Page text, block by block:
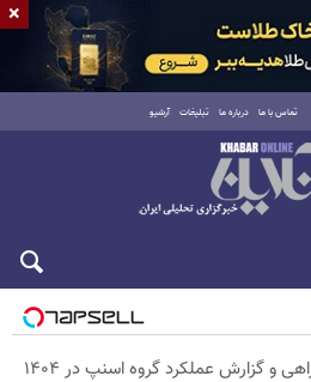
تماس با ما درباره ما تبلیغات آرشیو
و گزارش عملکرد گروه اسنپ در ۱۴۰۴
×